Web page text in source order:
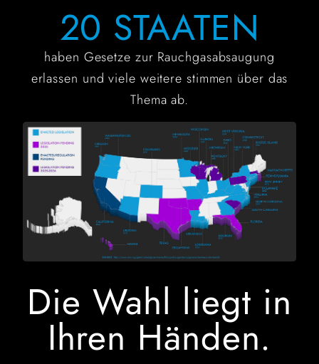
20 STAATEN
haben Gesetze zur Rauchgasabsaugung
erlassen und viele weitere stimmen über das
Thema ab.
Die Wahl liegt in
Ihren Händen.